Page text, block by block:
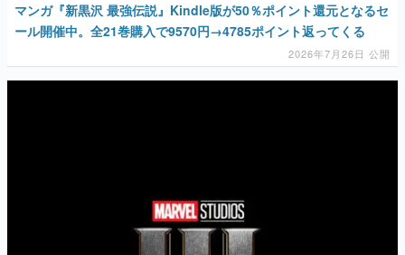
マンガ『新黒沢 最強伝説』Kindle版が50％ポイント還元となるセ
ール開催中。全21巻購入で9570円→4785ポイント返ってくる
2026年7月26日 公開